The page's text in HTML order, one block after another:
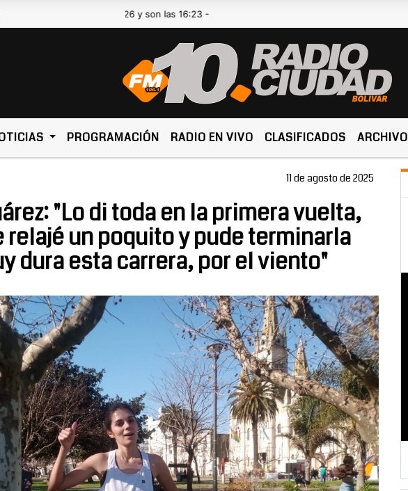
7 de Agosto de 2026 y son las 16:23 -
PROGRAMACIÓN RADIO EN VIVO CLASIFICADOS ARCHIVO
11 de agosto de 2025
"Lo di toda en la primera vuelta,
relajé un poquito y pude terminarla
dura esta carrera, por el viento"